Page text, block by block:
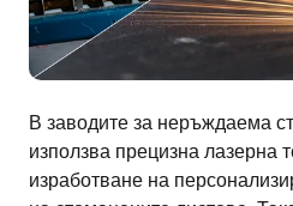
В заводите за неръждаема
използва прецизна лазерна
изработване на